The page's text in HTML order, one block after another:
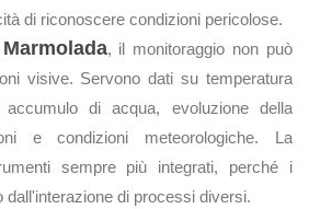
di riconoscere condizioni pericolose.
Marmolada, il monitoraggio non può
visive. Servono dati su temperatura
di acqua, evoluzione della
e condizioni meteorologiche. La
sempre più integrati, perché i
dall'interazione di processi diversi.